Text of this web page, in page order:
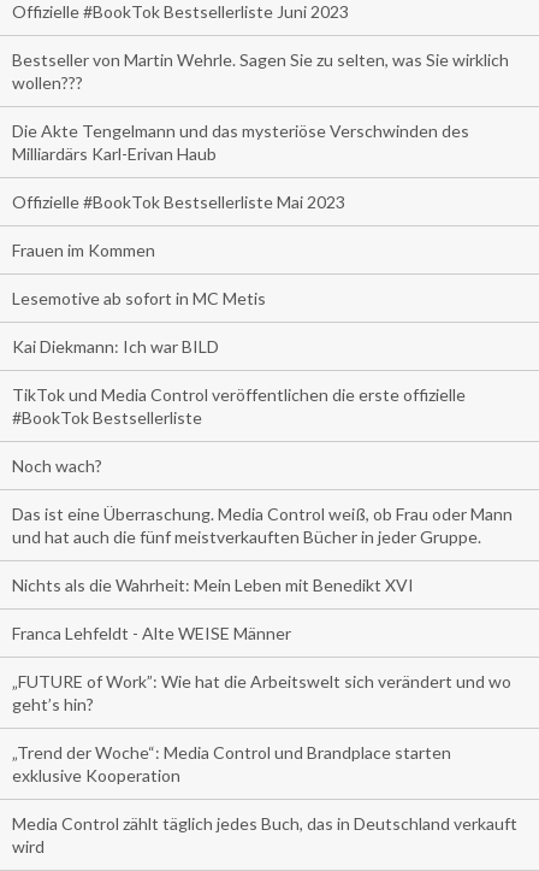
Offizielle #BookTok Bestsellerliste Juni 2023
Bestseller von Martin Wehrle. Sagen Sie zu selten, was Sie wirklich
wollen???
Die Akte Tengelmann und das mysteriöse Verschwinden des
Milliardärs Karl-Erivan Haub
Offizielle #BookTok Bestsellerliste Mai 2023
Frauen im Kommen
Lesemotive ab sofort in MC Metis
Kai Diekmann: Ich war BILD
TikTok und Media Control veröffentlichen die erste offizielle
#BookTok Bestsellerliste
Noch wach?
Das ist eine Überraschung. Media Control weiß, ob Frau oder Mann
und hat auch die fünf meistverkauften Bücher in jeder Gruppe.
Nichts als die Wahrheit: Mein Leben mit Benedikt XVI
Franca Lehfeldt - Alte WEISE Männer
„FUTURE of Work”: Wie hat die Arbeitswelt sich verändert und wo
geht’s hin?
„Trend der Woche“: Media Control und Brandplace starten
exklusive Kooperation
Media Control zählt täglich jedes Buch, das in Deutschland verkauft
wird